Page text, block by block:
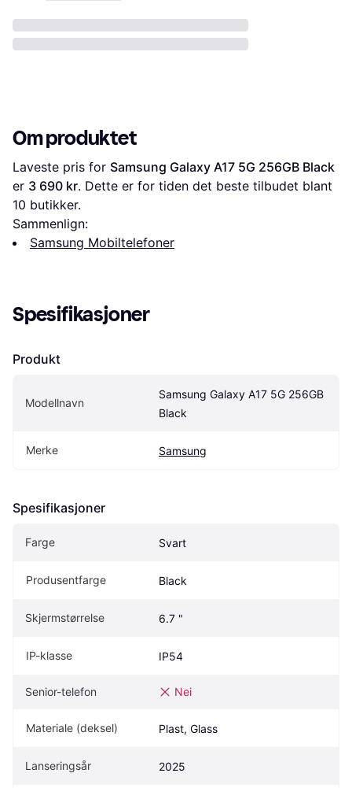
Om produktet
Laveste pris for Samsung Galaxy A17 5G 256GB Black
er 3 690 kr
10 butikker.
Sammenlign:
Samsung Mobiltelefoner
Spesifikasjoner
Produkt
Modellnavn
Samsung Galaxy A17 5G 256GB
Black
Merke Samsung
Spesifikasjoner
Farge Svart
Produsentfarge Black
Skjermstørrelse 6.7 "
IP-klasse IP54
Senior-telefon Nei
Materiale (deksel) Plast, Glass
Lanseringsår 2025